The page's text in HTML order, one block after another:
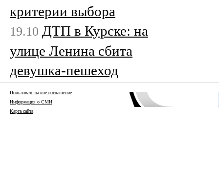
критерии выбора
19.10 ДТП в Курске: на
улице Ленина сбита
девушка-пешеход
Пользовательское соглашение
Информация о СМИ
Карта сайта